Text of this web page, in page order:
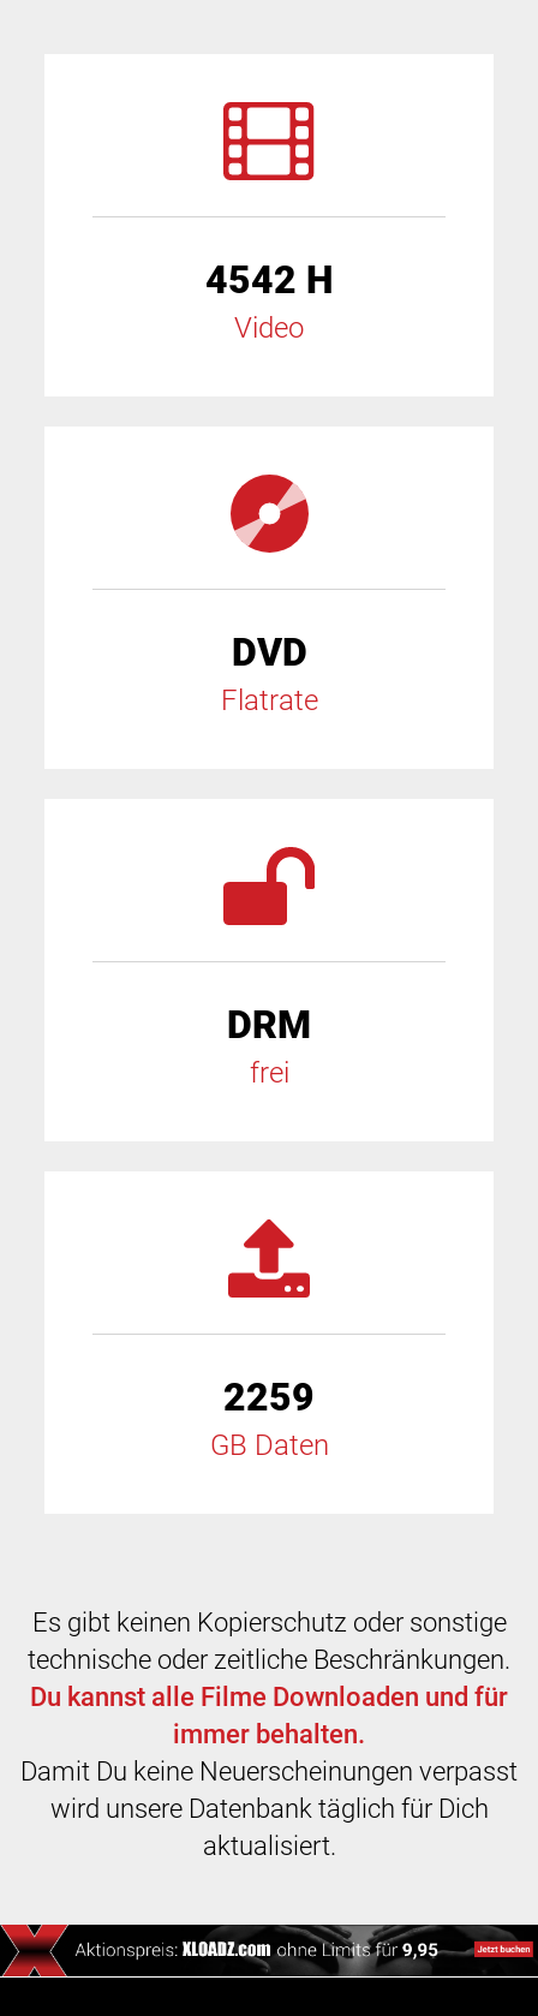
4542 H
Video
DVD
Flatrate
DRM
frei
2259
GB Daten
Es gibt keinen Kopierschutz oder sonstige
technische oder zeitliche Beschränkungen.
Du kannst alle Filme Downloaden und für
immer behalten.
Damit Du keine Neuerscheinungen verpasst
wird unsere Datenbank täglich für Dich
aktualisiert.